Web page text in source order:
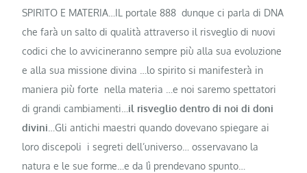
SPIRITO E MATERIA…IL portale 888 dunque ci parla di DNA
che farà un salto di qualità attraverso il risveglio di nuovi
codici che lo avvicineranno sempre più alla sua evoluzione
e alla sua missione divina …lo spirito si manifesterà in
maniera più forte nella materia …e noi saremo spettatori
di grandi cambiamenti… il risveglio dentro di noi di doni
divini …Gli antichi maestri quando dovevano spiegare ai
loro discepoli i segreti dell’universo… osservavano la
natura e le sue forme…e da lì prendevano spunto…